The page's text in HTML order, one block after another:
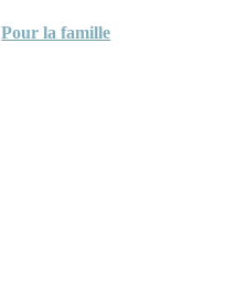
Pour la famille